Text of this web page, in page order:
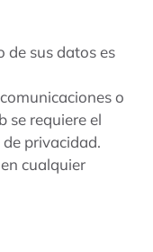
de sus datos es
o
se requiere el
privacidad.
cualquier